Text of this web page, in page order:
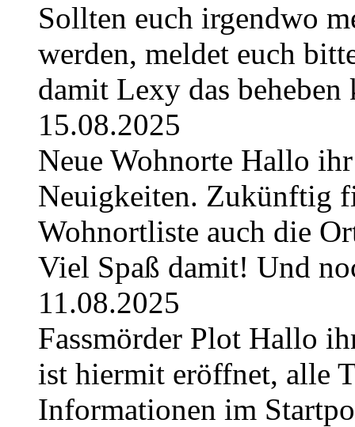
Sollten euch irgendwo
werden, meldet euch
damit Lexy das beheben
15.08.2025
Neue Wohnorte Hallo
Neuigkeiten. Zukünftig
Wohnortliste auch die
Viel Spaß damit! Und
11.08.2025
Fassmörder Plot Hallo
ist hiermit eröffnet, alle
Informationen im